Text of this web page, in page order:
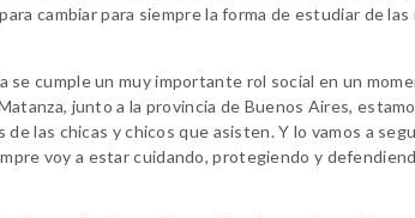
cambiar para siempre la forma de estudiar de las
cumple un muy importante rol social en un
junto a la provincia de Buenos Aires,
las chicas y chicos que asisten. Y lo vamos a
voy a estar cuidando, protegiendo y